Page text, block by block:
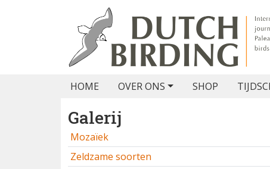
HOME OVER ONS SHOP
Galerij
Mozaïek
Zeldzame soorten